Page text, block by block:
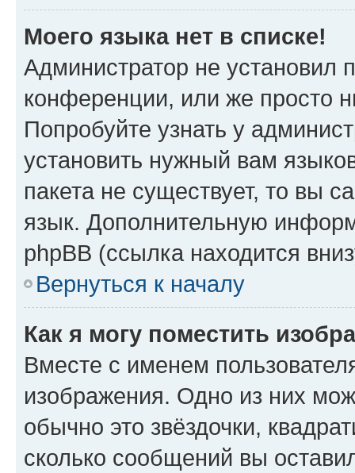
Моего языка нет в списке!
Администратор не установил
конференции, или же просто
Попробуйте узнать у
установить нужный вам
пакета не существует, то вы
язык. Дополнительную
phpBB (ссылка находится
Вернуться к началу
Как я могу поместить
Вместе с именем
изображения. Одно из них
обычно это звёздочки,
сколько сообщений вы